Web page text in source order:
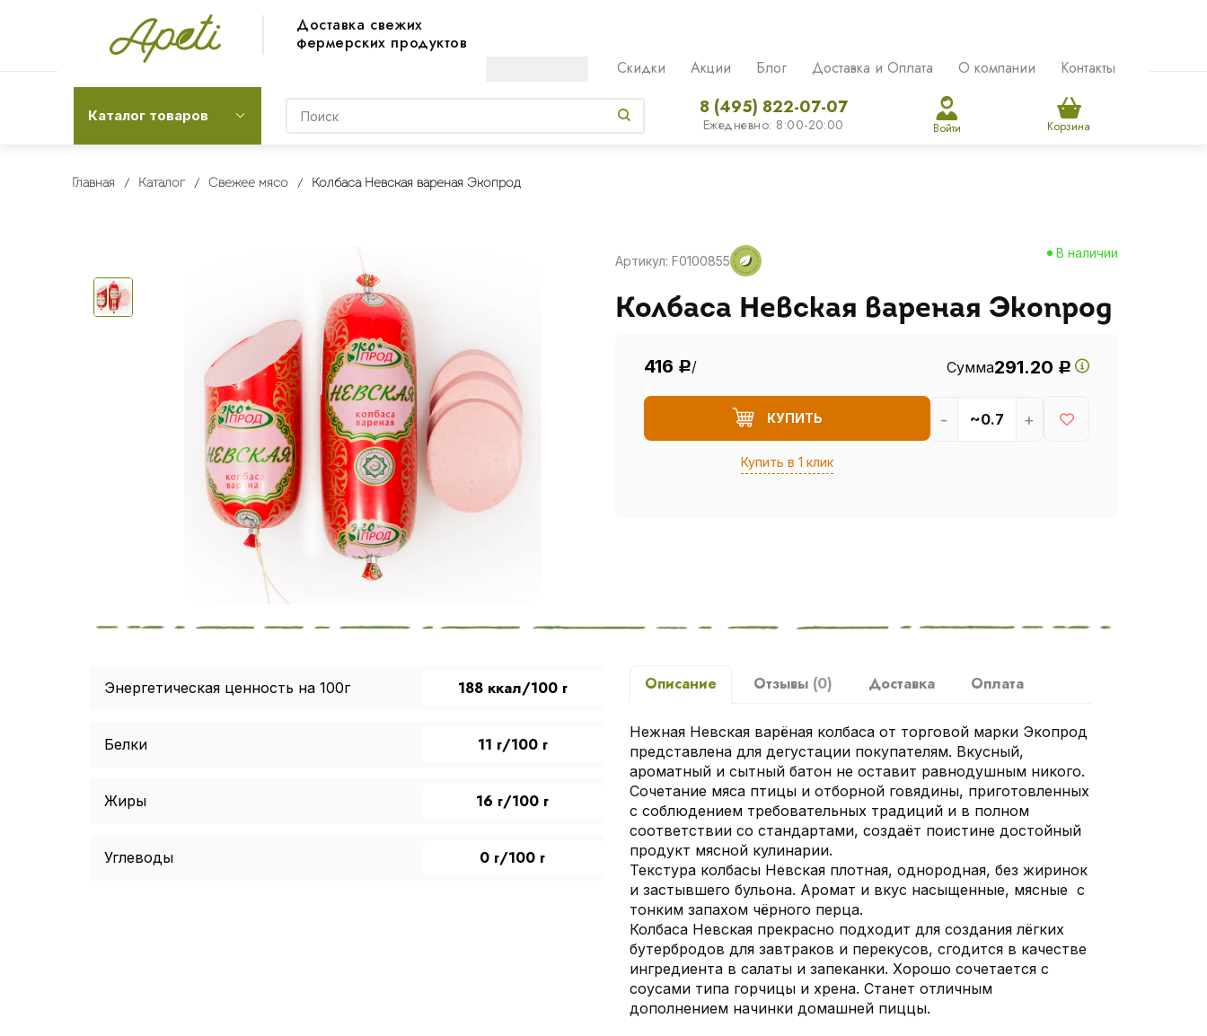
Доставка свежих
фермерских продуктов
Скидки Акции Блог Доставка и Оплата О компании Контакты
Каталог товаров 8 (495) 822-07-07
Ежедневно: 8:00-20:00 Войти Корзина
Главная Каталог Свежее мясо Колбаса Невская вареная Экопрод
Артикул: F0100855
В наличии
Колбаса Невская вареная Экопрод
416 Р/ Сумма291.20 Р
КУПИТЬ
Купить в 1 клик
- +
Энергетическая ценность на 100г 188 ккал/100 г
Белки 11 г/100 г
Жиры 16 г/100 г
Углеводы 0 г/100 г
Описание Отзывы (0) Доставка Оплата
Нежная Невская варёная колбаса от торговой марки Экопрод
представлена для дегустации покупателям. Вкусный,
ароматный и сытный батон не оставит равнодушным никого.
Сочетание мяса птицы и отборной говядины, приготовленных
с соблюдением требовательных традиций и в полном
соответствии со стандартами, создаёт поистине достойный
продукт мясной кулинарии.
Текстура колбасы Невская плотная, однородная, без жиринок
и застывшего бульона. Аромат и вкус насыщенные, мясные с
тонким запахом чёрного перца.
Колбаса Невская прекрасно подходит для создания лёгких
бутербродов для завтраков и перекусов, сгодится в качестве
ингредиента в салаты и запеканки. Хорошо сочетается с
соусами типа горчицы и хрена. Станет отличным
дополнением начинки домашней пиццы.